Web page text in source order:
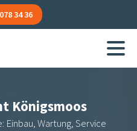
34 36
Königsmoos
Einbau, Wartung, Service